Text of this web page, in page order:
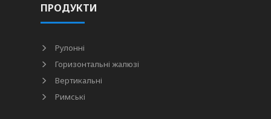
ПРОДУКТИ
Рулонні
Горизонтальні жалюзі
Вертикальні
Римські